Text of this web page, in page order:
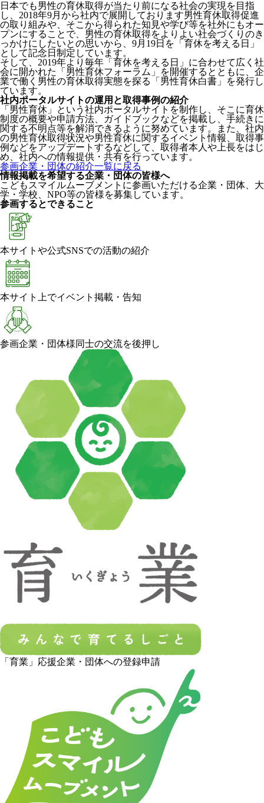
日本でも男性の育休取得が当たり前になる社会の実現を目指
し、2018年9月から社内で展開しております男性育休取得促進
の取り組みや、そこから得られた知見や学び等を社外にもオー
プンにすることで、男性の育休取得をよりよい社会づくりのき
っかけにしたいとの思いから、9月19日を「育休を考える日」
として記念日制定しています。
そして、2019年より毎年「育休を考える日」に合わせて広く社
会に開かれた「男性育休フォーラム」を開催するとともに、企
業で働く男性の育休取得実態を探る「男性育休白書」を発行し
ています。
社内ポータルサイトの運用と取得事例の紹介
「男性育休」という社内ポータルサイトを制作し、そこに育休
制度の概要や申請方法、ガイドブックなどを掲載し、手続きに
関する不明点等を解消できるように努めています。また、社内
の男性育休取得状況や男性育休に関するイベント情報、取得事
例などをアップデートするなどして、取得者本人や上長をはじ
め、社内への情報提供・共有を行っています。
参画企業・団体の紹介一覧に戻る
情報掲載を希望する企業・団体の皆様へ
こどもスマイルムーブメントに参画いただける企業・団体、大
学・学校、NPO等の皆様を募集しています。
参画するとできること
本サイトや公式SNSでの活動の紹介
本サイト上でイベント掲載・告知
参画企業・団体様同士の交流を後押し
「育業」応援企業・団体への登録申請